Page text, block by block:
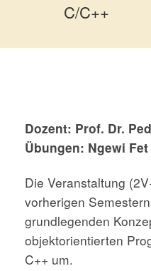
C/C++
Dozent: Prof. Dr.
Übungen: Ngewi Fet
Die Veranstaltung
vorherigen
grundlegenden
objektorientierten
C++ um.